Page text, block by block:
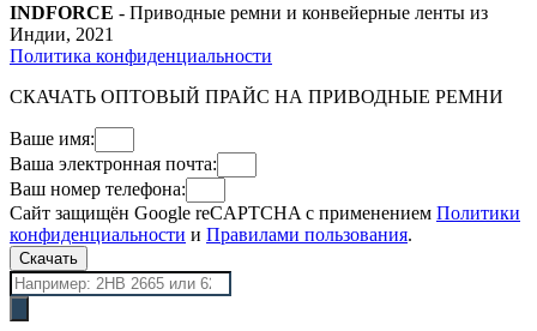
INDFORCE - Приводные ремни и конвейерные ленты из
Индии, 2021
Политика конфиденциальности
СКАЧАТЬ ОПТОВЫЙ ПРАЙС НА ПРИВОДНЫЕ РЕМНИ
Ваше имя:
Ваша электронная почта:
Ваш номер телефона:
Сайт защищён Google reCAPTCHA с применением Политики
конфиденциальности и Правилами пользования.
Скачать
Поиск
товаров